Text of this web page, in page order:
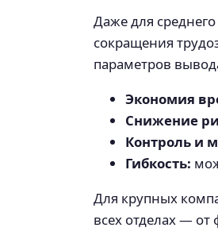
Даже для
сокращения
параметров
Экономия
Снижение
Контроль и
Гибкость:
Для крупных
всех отделах — от